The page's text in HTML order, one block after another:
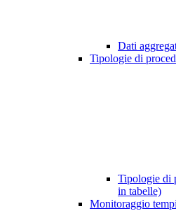
Dati
Tipologie di
Tipologie di
in tabelle)
Monitoraggio